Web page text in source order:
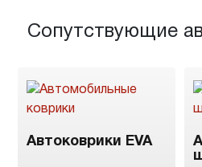
Сопутствующие
Автоковрики EVA